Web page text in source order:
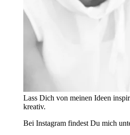
Lass Dich von meinen Ideen
kreativ.
Bei Instagram findest Du mich